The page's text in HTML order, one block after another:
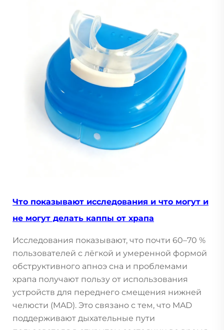
Что показывают исследования и что могут и
не могут делать каппы от храпа
Исследования показывают, что почти 60–70 %
пользователей с лёгкой и умеренной формой
обструктивного апноэ сна и проблемами
храпа получают пользу от использования
устройств для переднего смещения нижней
челюсти (MAD). Это связано с тем, что MAD
поддерживают дыхательные пути